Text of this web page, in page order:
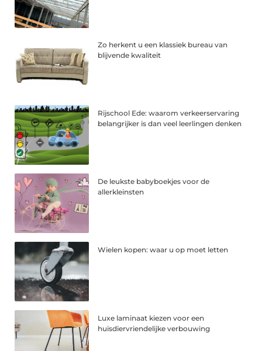
Zo herkent u een klassiek bureau van
blijvende kwaliteit
Rijschool Ede: waarom verkeerservaring
belangrijker is dan veel leerlingen denken
De leukste babyboekjes voor de
allerkleinsten
Wielen kopen: waar u op moet letten
Luxe laminaat kiezen voor een
huisdiervriendelijke verbouwing